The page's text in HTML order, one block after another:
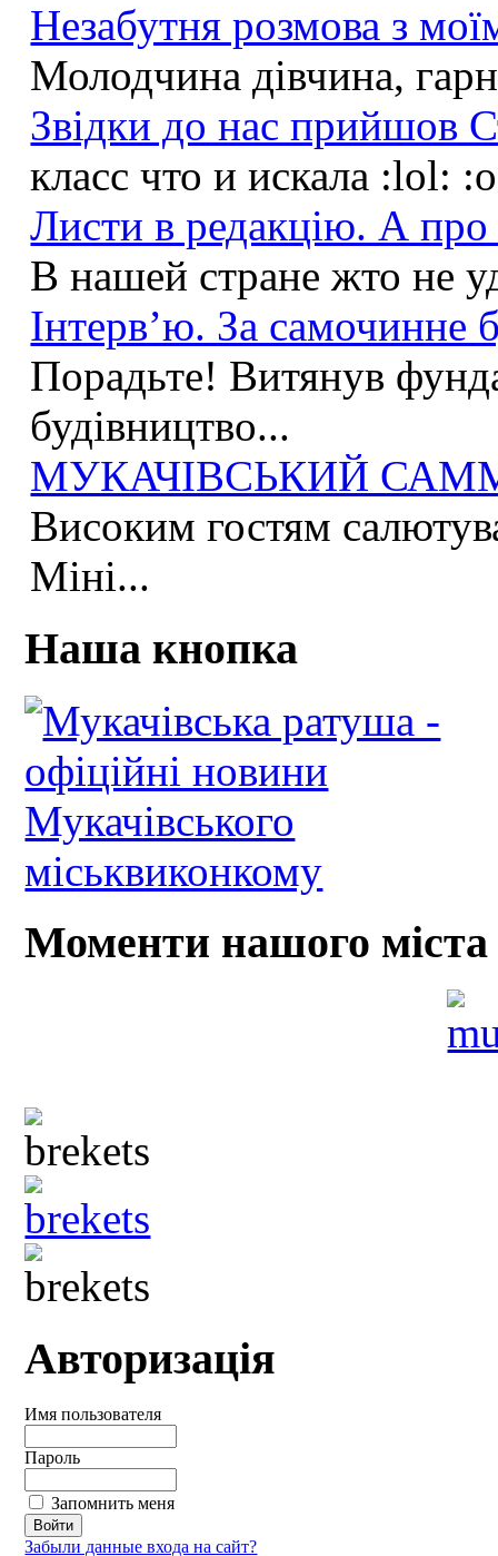
Незабутня розмова з
Молодчина дівчина,
Звідки до нас прийшов
класс что и искала :lol:
Листи в редакцію. А
В нашей стране жто не
Інтерв’ю. За самочинне
Порадьте! Витянув
будівництво...
МУКАЧІВСЬКИЙ
Високим гостям
Міні...
Наша кнопка
Моменти нашого міста
Авторизація
Имя пользователя
Пароль
Запомнить меня
Забыли данные входа на сайт?